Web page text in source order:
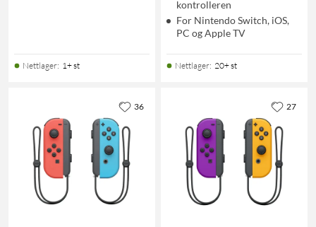
Nettlager: 1+ st
kontrolleren
For Nintendo Switch, iOS,
PC og Apple TV
Nettlager: 20+ st
36 27